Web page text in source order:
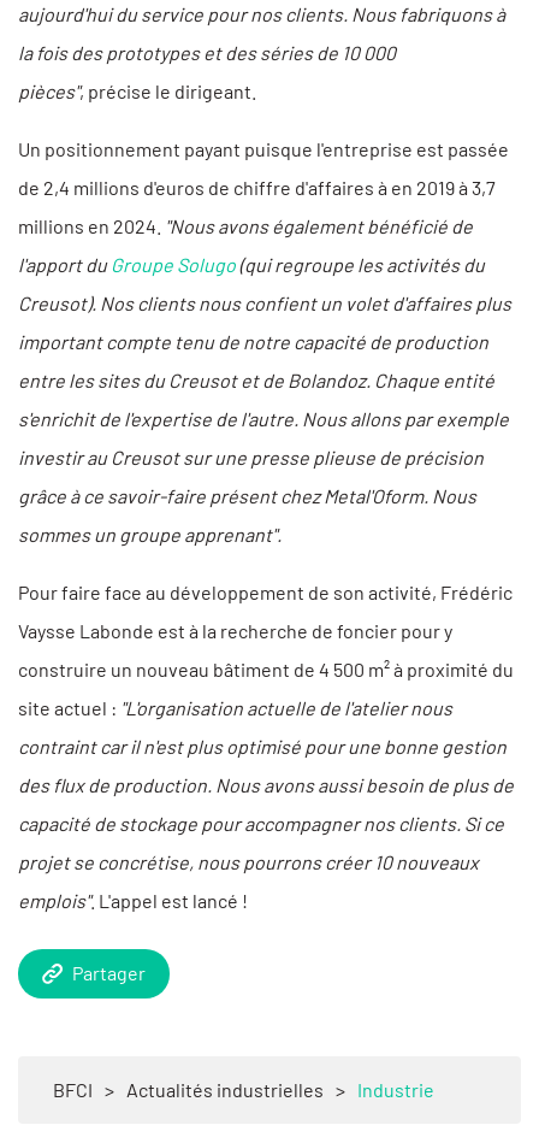
aujourd'hui du service pour nos clients. Nous fabriquons à
la fois des prototypes et des séries de 10 000
pièces", précise le dirigeant.
Un positionnement payant puisque l'entreprise est passée
de 2,4 millions d'euros de chiffre d'affaires à en 2019 à 3,7
millions en 2024. "Nous avons également bénéficié de
l'apport du Groupe Solugo(qui regroupe les activités du
Creusot). Nos clients nous confient un volet d'affaires plus
important compte tenu de notre capacité de production
entre les sites du Creusot et de Bolandoz. Chaque entité
s'enrichit de l'expertise de l'autre. Nous allons par exemple
investir au Creusot sur une presse plieuse de précision
grâce à ce savoir-faire présent chez Metal'Oform. Nous
sommes un groupe apprenant".
Pour faire face au développement de son activité, Frédéric
Vaysse Labonde est à la recherche de foncier pour y
construire un nouveau bâtiment de 4 500 m² à proximité du
site actuel : "L'organisation actuelle de l'atelier nous
contraint car il n'est plus optimisé pour une bonne gestion
des flux de production. Nous avons aussi besoin de plus de
capacité de stockage pour accompagner nos clients. Si ce
projet se concrétise, nous pourrons créer 10 nouveaux
emplois". L'appel est lancé !
Partager
BFCI > Actualités industrielles > Industrie